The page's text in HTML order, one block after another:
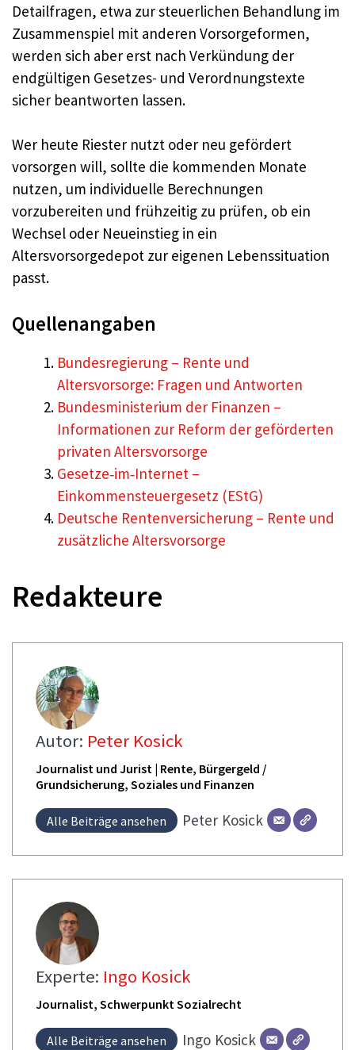
Detailfragen, etwa zur steuerlichen Behandlung im
Zusammenspiel mit anderen Vorsorgeformen,
werden sich aber erst nach Verkündung der
endgültigen Gesetzes- und Verordnungstexte
sicher beantworten lassen.
Wer heute Riester nutzt oder neu gefördert
vorsorgen will, sollte die kommenden Monate
nutzen, um individuelle Berechnungen
vorzubereiten und frühzeitig zu prüfen, ob ein
Wechsel oder Neueinstieg in ein
Altersvorsorgedepot zur eigenen Lebenssituation
passt.
Quellenangaben
Bundesregierung – Rente und
Altersvorsorge: Fragen und Antworten
Bundesministerium der Finanzen –
Informationen zur Reform der geförderten
privaten Altersvorsorge
Gesetze‑im‑Internet –
Einkommensteuergesetz (EStG)
Deutsche Rentenversicherung – Rente und
zusätzliche Altersvorsorge
Redakteure
Autor: Peter Kosick
Journalist und Jurist | Rente, Bürgergeld /
Grundsicherung, Soziales und Finanzen
Alle Beiträge ansehen Peter Kosick
Experte: Ingo Kosick
Journalist, Schwerpunkt Sozialrecht
Alle Beiträge ansehen Ingo Kosick